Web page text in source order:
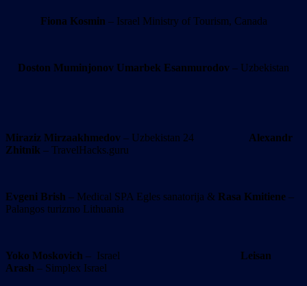
Fiona Kosmin – Israel Ministry of Tourism, Canada
Doston Muminjonov Umarbek Esanmurodov – Uzbekistan
Miraziz Mirzaakhmedov – Uzbekistan 24 Alexandr
Zhitnik – TravelHacks.guru
Evgeni Brish – Medical SPA Egles sanatorija & Rasa Kmitiene –
Palangos turizmo Lithuania
Yoko Moskovich – Israel Leisan
Arash – Simplex Israel